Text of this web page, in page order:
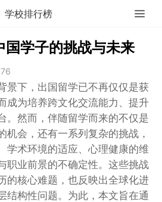
学校排行榜
国学子的挑战与未来
景下，出国留学已不再仅仅是获
成为培养跨文化交流能力、提升
。然而，伴随留学而来的不仅是
机会，还有一系列复杂的挑战，
学术环境的适应、心理健康的维
职业前景的不确定性。这些挑战
的核心难题，也反映出全球化进
结构性问题。为此，本文旨在通